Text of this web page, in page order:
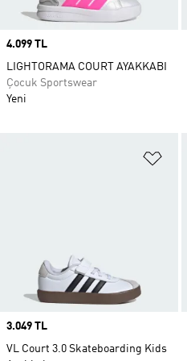
Price
4.099 TL
LIGHTORAMA COURT AYAKKABI
Çocuk Sportswear
Yeni
Price
3.049 TL
VL Court 3.0 Skateboarding Kids